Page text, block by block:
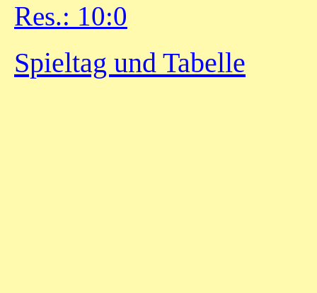
Res.: 10:0
Spieltag und Tabelle